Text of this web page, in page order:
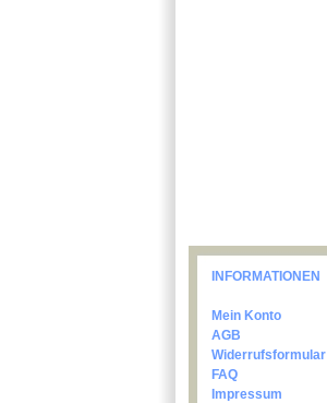
INFORMATIONEN
Mein Konto
AGB
Widerrufsformular
FAQ
Impressum